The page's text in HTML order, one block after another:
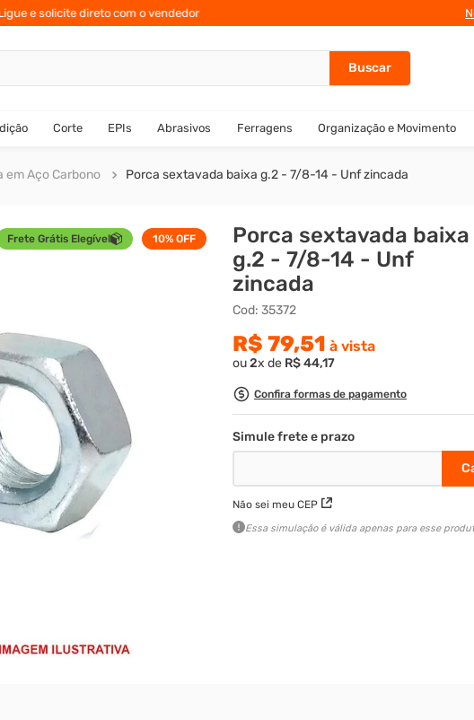
e solicite direto com o vendedor
Corte EPIs Abrasivos Ferragens Organização e Movimento
em Aço Carbono Porca sextavada baixa g.2 - 7/8-14 - Unf zincada
Frete Grátis Elegível 10%OFF
Porca sextavada baixa
g.2 - 7/8-14 - Unf
zincada
Cod:35372
R$ 79,51 à vista
ou2x de R$44,17
Confira formas de pagamento
Não sei meu CEP
Essa simulação é válida apenas para esse